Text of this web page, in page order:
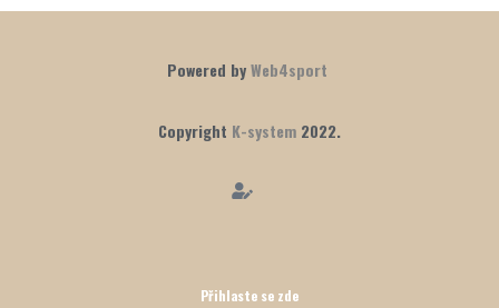
Powered byWeb4sport
Copyright K-system 2022.
Přihlaste se zde